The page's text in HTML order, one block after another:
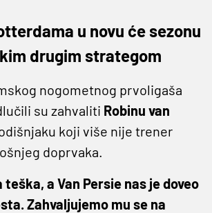
u novu će sezonu
drugim strategom
nogometnog prvoligaša
su zahvaliti Robinu van
koji više nije trener
doprvaka.
teška, a Van Persie nas je doveo
Zahvaljujemo mu se na